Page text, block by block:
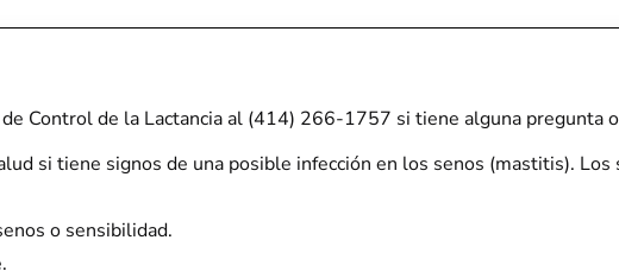
Control de la Lactancia al (414) 266-1757 si tiene alguna pregunta
si tiene signos de una posible infección en los senos (mastitis). Los
o sensibilidad.